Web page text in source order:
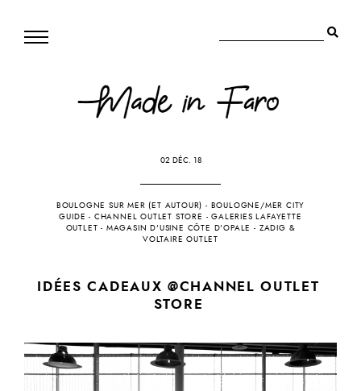
02 DÉC. 18
BOULOGNE SUR MER (ET AUTOUR) - BOULOGNE/MER CITY
GUIDE - CHANNEL OUTLET STORE -GALERIES LAFAYETTE
OUTLET - MAGASIN D'USINE CÔTE D'OPALE - ZADIG &
VOLTAIRE OUTLET
IDÉES CADEAUX @CHANNEL OUTLET
STORE